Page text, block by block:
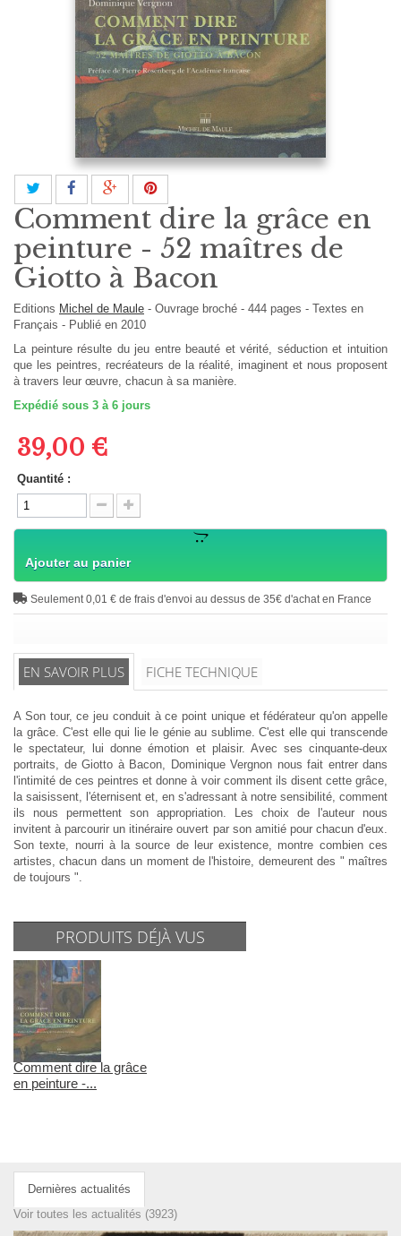
Comment dire la grâce en
peinture - 52 maîtres de
Giotto à Bacon
Editions Michel de Maule - Ouvrage broché - 444 pages - Textes en
Français - Publié en 2010
La peinture résulte du jeu entre beauté et vérité, séduction et intuition
que les peintres, recréateurs de la réalité, imaginent et nous proposent
à travers leur œuvre, chacun à sa manière.
Expédié sous 3 à 6 jours
39,00 €
Quantité :
Ajouter au panier
Seulement 0,01 € de frais d'envoi au dessus de 35€ d'achat en France
EN SAVOIR PLUS FICHE TECHNIQUE
A Son tour, ce jeu conduit à ce point unique et fédérateur qu'on appelle
la grâce. C'est elle qui lie le génie au sublime. C'est elle qui transcende
le spectateur, lui donne émotion et plaisir. Avec ses cinquante-deux
portraits, de Giotto à Bacon, Dominique Vergnon nous fait entrer dans
l'intimité de ces peintres et donne à voir comment ils disent cette grâce,
la saisissent, l'éternisent et, en s'adressant à notre sensibilité, comment
ils nous permettent son appropriation. Les choix de l'auteur nous
invitent à parcourir un itinéraire ouvert par son amitié pour chacun d'eux.
Son texte, nourri à la source de leur existence, montre combien ces
artistes, chacun dans un moment de l'histoire, demeurent des " maîtres
de toujours ".
PRODUITS DÉJÀ VUS
Comment dire la grâce
en peinture -...
Dernières actualités
Voir toutes les actualités (3923)